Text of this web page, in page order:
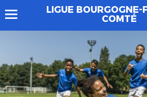
LIGUE BOURGOGNE-
COMTÉ